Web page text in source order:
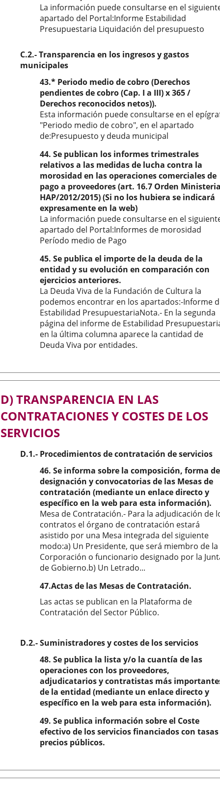
La información puede consultarse en el
apartado del Portal:Informe Estabilidad
Presupuestaria Liquidación del presupuesto
C.2.- Transparencia en los ingresos y gastos
municipales
43.* Periodo medio de cobro (Derechos
pendientes de cobro (Cap. I a III) x 365 /
Derechos reconocidos netos)).
Esta información puede consultarse en el
"Periodo medio de cobro", en el apartado
de:Presupuesto y deuda municipal
44. Se publican los informes trimestrales
relativos a las medidas de lucha contra la
morosidad en las operaciones comerciales de
pago a proveedores (art. 16.7 Orden
HAP/2012/2015) (Si no los hubiera se indicará
expresamente en la web)
La información puede consultarse en el
apartado del Portal:Informes de morosidad
Período medio de Pago
45. Se publica el importe de la deuda de la
entidad y su evolución en comparación con
ejercicios anteriores.
La Deuda Viva de la Fundación de Cultura la
podemos encontrar en los apartados:-Informe
Estabilidad PresupuestariaNota.- En la segunda
página del informe de Estabilidad
en la última columna aparece la cantidad de
Deuda Viva por entidades.
D) TRANSPARENCIA EN LAS
CONTRATACIONES Y COSTES DE LOS
SERVICIOS
D.1.- Procedimientos de contratación de servicios
46. Se informa sobre la composición, forma de
designación y convocatorias de las Mesas de
contratación (mediante un enlace directo y
específico en la web para esta información).
Mesa de Contratación.- Para la adjudicación de
contratos el órgano de contratación estará
asistido por una Mesa integrada del siguiente
modo:a) Un Presidente, que será miembro de la
Corporación o funcionario designado por la
de Gobierno.b) Un Letrado...
47.Actas de las Mesas de Contratación.
Las actas se publican en la Plataforma de
Contratación del Sector Público.
D.2.- Suministradores y costes de los servicios
48. Se publica la lista y/o la cuantía de las
operaciones con los proveedores,
adjudicatarios y contratistas más
de la entidad (mediante un enlace directo y
específico en la web para esta información).
49. Se publica información sobre el Coste
efectivo de los servicios financiados con tasas
precios públicos.